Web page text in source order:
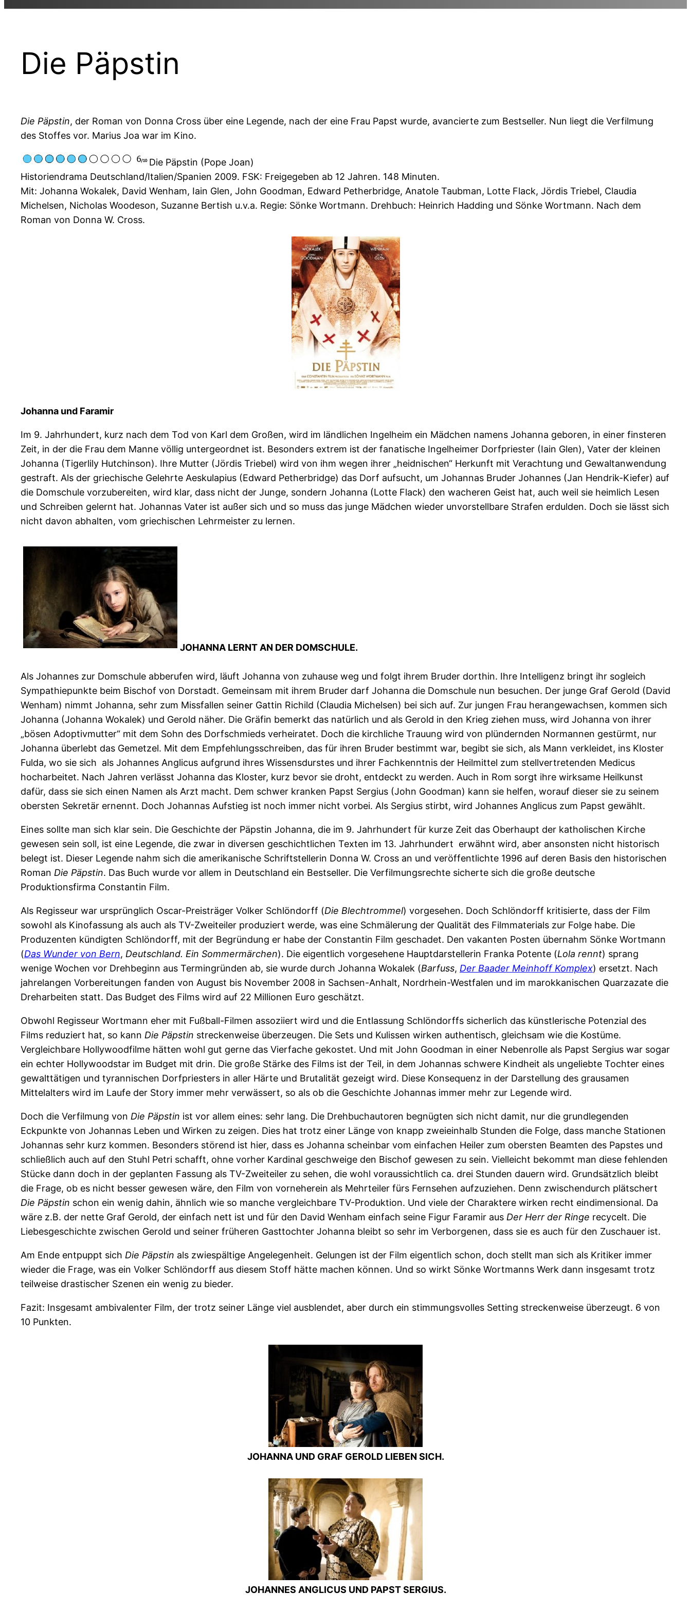
Die Päpstin
Die Päpstin, der Roman von Donna Cross über eine Legende, nach der eine Frau Papst wurde, avancierte zum Bestseller. Nun liegt die Verfilmung
des Stoffes vor. Marius Joa war im Kino.
Die Päpstin (Pope Joan)
Historiendrama Deutschland/Italien/Spanien 2009. FSK: Freigegeben ab 12 Jahren. 148 Minuten.
Mit: Johanna Wokalek, David Wenham, Iain Glen, John Goodman, Edward Petherbridge, Anatole Taubman, Lotte Flack, Jördis Triebel, Claudia
Michelsen, Nicholas Woodeson, Suzanne Bertish u.v.a. Regie: Sönke Wortmann. Drehbuch: Heinrich Hadding und Sönke Wortmann. Nach dem
Roman von Donna W. Cross.
Johanna und Faramir
Im 9. Jahrhundert, kurz nach dem Tod von Karl dem Großen, wird im ländlichen Ingelheim ein Mädchen namens Johanna geboren, in einer finsteren
Zeit, in der die Frau dem Manne völlig untergeordnet ist. Besonders extrem ist der fanatische Ingelheimer Dorfpriester (Iain Glen), Vater der kleinen
Johanna (Tigerlily Hutchinson). Ihre Mutter (Jördis Triebel) wird von ihm wegen ihrer „heidnischen“ Herkunft mit Verachtung und Gewaltanwendung
gestraft. Als der griechische Gelehrte Aeskulapius (Edward Petherbridge) das Dorf aufsucht, um Johannas Bruder Johannes (Jan Hendrik-Kiefer) auf
die Domschule vorzubereiten, wird klar, dass nicht der Junge, sondern Johanna (Lotte Flack) den wacheren Geist hat, auch weil sie heimlich Lesen
und Schreiben gelernt hat. Johannas Vater ist außer sich und so muss das junge Mädchen wieder unvorstellbare Strafen erdulden. Doch sie lässt sich
nicht davon abhalten, vom griechischen Lehrmeister zu lernen.
JOHANNA LERNT AN DER DOMSCHULE.
Als Johannes zur Domschule abberufen wird, läuft Johanna von zuhause weg und folgt ihrem Bruder dorthin. Ihre Intelligenz bringt ihr sogleich
Sympathiepunkte beim Bischof von Dorstadt. Gemeinsam mit ihrem Bruder darf Johanna die Domschule nun besuchen. Der junge Graf Gerold (David
Wenham) nimmt Johanna, sehr zum Missfallen seiner Gattin Richild (Claudia Michelsen) bei sich auf. Zur jungen Frau herangewachsen, kommen sich
Johanna (Johanna Wokalek) und Gerold näher. Die Gräfin bemerkt das natürlich und als Gerold in den Krieg ziehen muss, wird Johanna von ihrer
„bösen Adoptivmutter“ mit dem Sohn des Dorfschmieds verheiratet. Doch die kirchliche Trauung wird von plündernden Normannen gestürmt, nur
Johanna überlebt das Gemetzel. Mit dem Empfehlungsschreiben, das für ihren Bruder bestimmt war, begibt sie sich, als Mann verkleidet, ins Kloster
Fulda, wo sie sich als Johannes Anglicus aufgrund ihres Wissensdurstes und ihrer Fachkenntnis der Heilmittel zum stellvertretenden Medicus
hocharbeitet. Nach Jahren verlässt Johanna das Kloster, kurz bevor sie droht, entdeckt zu werden. Auch in Rom sorgt ihre wirksame Heilkunst
dafür, dass sie sich einen Namen als Arzt macht. Dem schwer kranken Papst Sergius (John Goodman) kann sie helfen, worauf dieser sie zu seinem
obersten Sekretär ernennt. Doch Johannas Aufstieg ist noch immer nicht vorbei. Als Sergius stirbt, wird Johannes Anglicus zum Papst gewählt.
Eines sollte man sich klar sein. Die Geschichte der Päpstin Johanna, die im 9. Jahrhundert für kurze Zeit das Oberhaupt der katholischen Kirche
gewesen sein soll, ist eine Legende, die zwar in diversen geschichtlichen Texten im 13. Jahrhundert erwähnt wird, aber ansonsten nicht historisch
belegt ist. Dieser Legende nahm sich die amerikanische Schriftstellerin Donna W. Cross an und veröffentlichte 1996 auf deren Basis den historischen
Roman Die Päpstin. Das Buch wurde vor allem in Deutschland ein Bestseller. Die Verfilmungsrechte sicherte sich die große deutsche
Produktionsfirma Constantin Film.
Als Regisseur war ursprünglich Oscar-Preisträger Volker Schlöndorff (Die Blechtrommel) vorgesehen. Doch Schlöndorff kritisierte, dass der Film
sowohl als Kinofassung als auch als TV-Zweiteiler produziert werde, was eine Schmälerung der Qualität des Filmmaterials zur Folge habe. Die
Produzenten kündigten Schlöndorff, mit der Begründung er habe der Constantin Film geschadet. Den vakanten Posten übernahm Sönke Wortmann
(Das Wunder von Bern, Deutschland. Ein Sommermärchen). Die eigentlich vorgesehene Hauptdarstellerin Franka Potente (Lola rennt) sprang
wenige Wochen vor Drehbeginn aus Termingründen ab, sie wurde durch Johanna Wokalek (Barfuss, Der Baader Meinhoff Komplex) ersetzt. Nach
jahrelangen Vorbereitungen fanden von August bis November 2008 in Sachsen-Anhalt, Nordrhein-Westfalen und im marokkanischen Quarzazate die
Dreharbeiten statt. Das Budget des Films wird auf 22 Millionen Euro geschätzt.
Obwohl Regisseur Wortmann eher mit Fußball-Filmen assoziiert wird und die Entlassung Schlöndorffs sicherlich das künstlerische Potenzial des
Films reduziert hat, so kann Die Päpstin streckenweise überzeugen. Die Sets und Kulissen wirken authentisch, gleichsam wie die Kostüme.
Vergleichbare Hollywoodfilme hätten wohl gut gerne das Vierfache gekostet. Und mit John Goodman in einer Nebenrolle als Papst Sergius war sogar
ein echter Hollywoodstar im Budget mit drin. Die große Stärke des Films ist der Teil, in dem Johannas schwere Kindheit als ungeliebte Tochter eines
gewalttätigen und tyrannischen Dorfpriesters in aller Härte und Brutalität gezeigt wird. Diese Konsequenz in der Darstellung des grausamen
Mittelalters wird im Laufe der Story immer mehr verwässert, so als ob die Geschichte Johannas immer mehr zur Legende wird.
Doch die Verfilmung von Die Päpstin ist vor allem eines: sehr lang. Die Drehbuchautoren begnügten sich nicht damit, nur die grundlegenden
Eckpunkte von Johannas Leben und Wirken zu zeigen. Dies hat trotz einer Länge von knapp zweieinhalb Stunden die Folge, dass manche Stationen
Johannas sehr kurz kommen. Besonders störend ist hier, dass es Johanna scheinbar vom einfachen Heiler zum obersten Beamten des Papstes und
schließlich auch auf den Stuhl Petri schafft, ohne vorher Kardinal geschweige den Bischof gewesen zu sein. Vielleicht bekommt man diese fehlenden
Stücke dann doch in der geplanten Fassung als TV-Zweiteiler zu sehen, die wohl voraussichtlich ca. drei Stunden dauern wird. Grundsätzlich bleibt
die Frage, ob es nicht besser gewesen wäre, den Film von vorneherein als Mehrteiler fürs Fernsehen aufzuziehen. Denn zwischendurch plätschert
Die Päpstin schon ein wenig dahin, ähnlich wie so manche vergleichbare TV-Produktion. Und viele der Charaktere wirken recht eindimensional. Da
wäre z.B. der nette Graf Gerold, der einfach nett ist und für den David Wenham einfach seine Figur Faramir aus Der Herr der Ringe recycelt. Die
Liebesgeschichte zwischen Gerold und seiner früheren Gasttochter Johanna bleibt so sehr im Verborgenen, dass sie es auch für den Zuschauer ist.
Am Ende entpuppt sich Die Päpstin als zwiespältige Angelegenheit. Gelungen ist der Film eigentlich schon, doch stellt man sich als Kritiker immer
wieder die Frage, was ein Volker Schlöndorff aus diesem Stoff hätte machen können. Und so wirkt Sönke Wortmanns Werk dann insgesamt trotz
teilweise drastischer Szenen ein wenig zu bieder.
Fazit: Insgesamt ambivalenter Film, der trotz seiner Länge viel ausblendet, aber durch ein stimmungsvolles Setting streckenweise überzeugt. 6 von
10 Punkten.
JOHANNA UND GRAF GEROLD LIEBEN SICH.
JOHANNES ANGLICUS UND PAPST SERGIUS.